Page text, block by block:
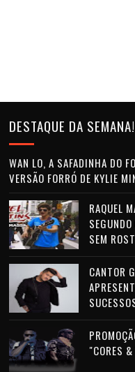
DESTAQUE DA SEMANA!
WAN LO, A SAFADINHA DO
VERSÃO FORRÓ DE KYLIE
RAQUEL
SEM
CANTOR
"CORES